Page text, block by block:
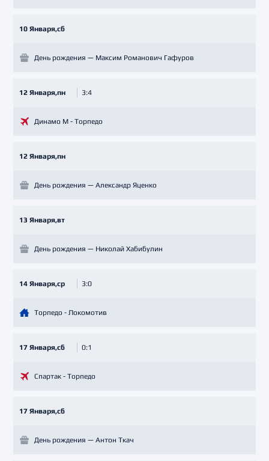
10 Января,сб
День рождения — Максим Романович Гафуров
12 Января,пн 3:4
Динамо М - Торпедо
12 Января,пн
День рождения — Александр Яценко
13 Января,вт
День рождения — Николай Хабибулин
14 Января,ср 3:0
Торпедо - Локомотив
17 Января,сб 0:1
Спартак - Торпедо
17 Января,сб
День рождения — Антон Ткач